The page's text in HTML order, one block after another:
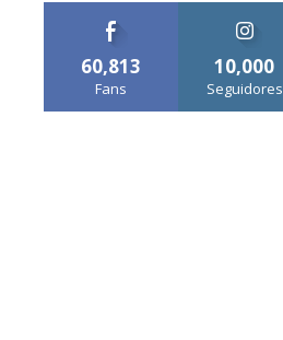
60,813
Fans
10,000
Seguidores